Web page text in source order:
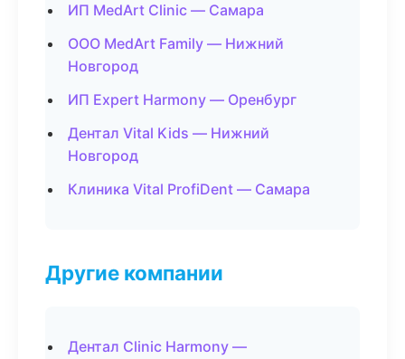
ИП MedArt Clinic — Самара
ООО MedArt Family — Нижний
Новгород
ИП Expert Harmony — Оренбург
Дентал Vital Kids — Нижний
Новгород
Клиника Vital ProfiDent — Самара
Другие компании
Дентал Clinic Harmony —